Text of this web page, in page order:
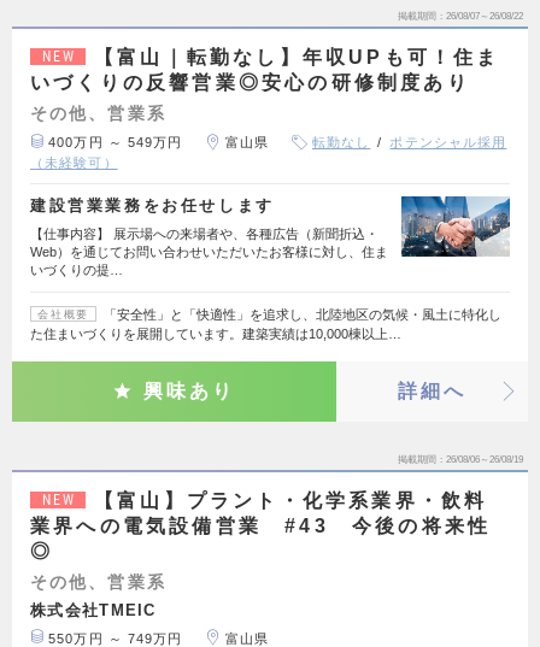
掲載期間 26/08/07～26/08/22
NEW
【富山｜転勤なし】年収UPも可！住ま
いづくりの反響営業◎安心の研修制度あり
その他、営業系
400万円 ～ 549万円 富山県 転勤なし
ポテンシャル採用
（未経験可）
建設営業業務をお任せします
【仕事内容】 展示場への来場者や、各種広告（新聞折込・
Web）を通じてお問い合わせいただいたお客様に対し、住ま
いづくりの提…
会社概要
「安全性」と「快適性」を追求し、北陸地区の気候・風土に特化し
た住まいづくりを展開しています。建築実績は10,000棟以上…
興味あり 詳細へ
掲載期間 26/08/06～26/08/19
NEW
【富山】プラント・化学系業界・飲料
業界への電気設備営業 #43 今後の将来性
◎
その他、営業系
株式会社TMEIC
550万円 ～ 749万円 富山県